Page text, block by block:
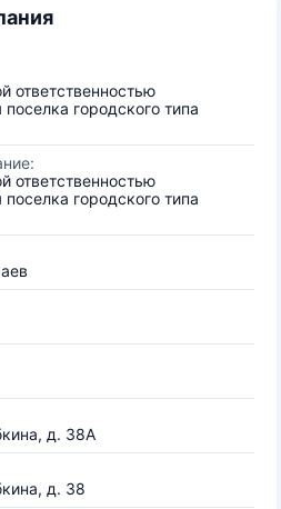
ответственностью
городского типа
ответственностью
городского типа
д. 38А
д. 38